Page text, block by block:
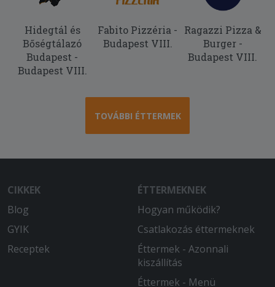
Hidegtál és
Bőségtálazó
Budapest -
Budapest VIII.
Fabito Pizzéria -
Budapest VIII.
Ragazzi Pizza &
Burger -
Budapest VIII.
TOVÁBBI ÉTTERMEK
CIKKEK
Blog
GYIK
Receptek
ÉTTERMEKNEK
Hogyan működik?
Csatlakozás éttermeknek
Éttermek - Azonnali
kiszállítás
Éttermek - Menü